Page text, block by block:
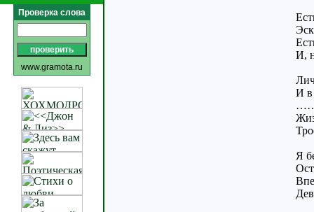
Проверка слова
www.gramota.ru
И,
И в
Я